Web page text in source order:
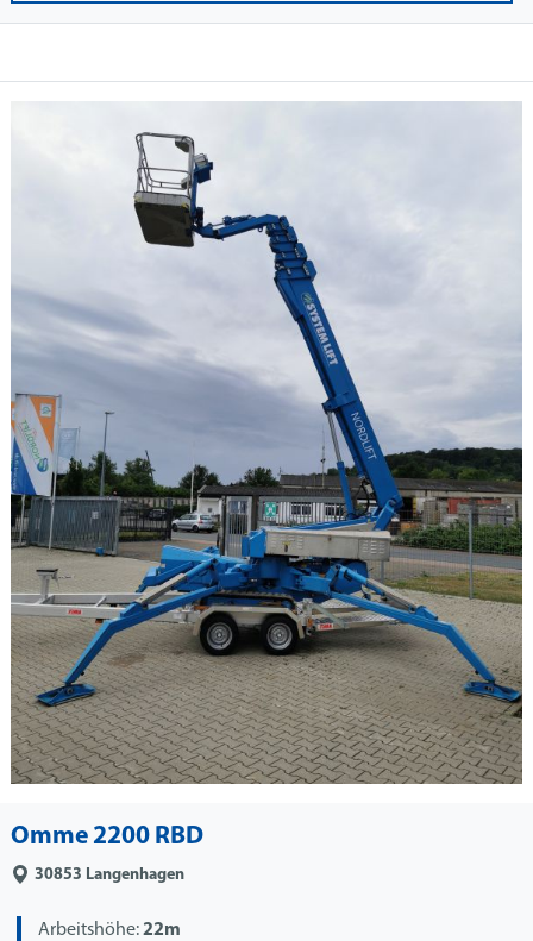
Omme 2200 RBD
30853 Langenhagen
Arbeitshöhe:22m